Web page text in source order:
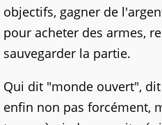
objectifs, gagner de
pour acheter des armes,
sauvegarder la partie.
Qui dit "monde ouvert",
enfin non pas forcément,